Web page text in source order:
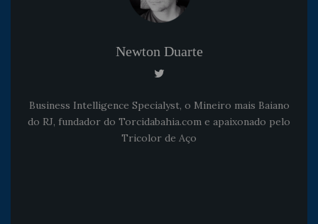
Newton Duarte
Business Intelligence Specialyst, o Mineiro mais Baiano
do RJ, fundador do Torcidabahia.com e apaixonado pelo
Tricolor de Aço